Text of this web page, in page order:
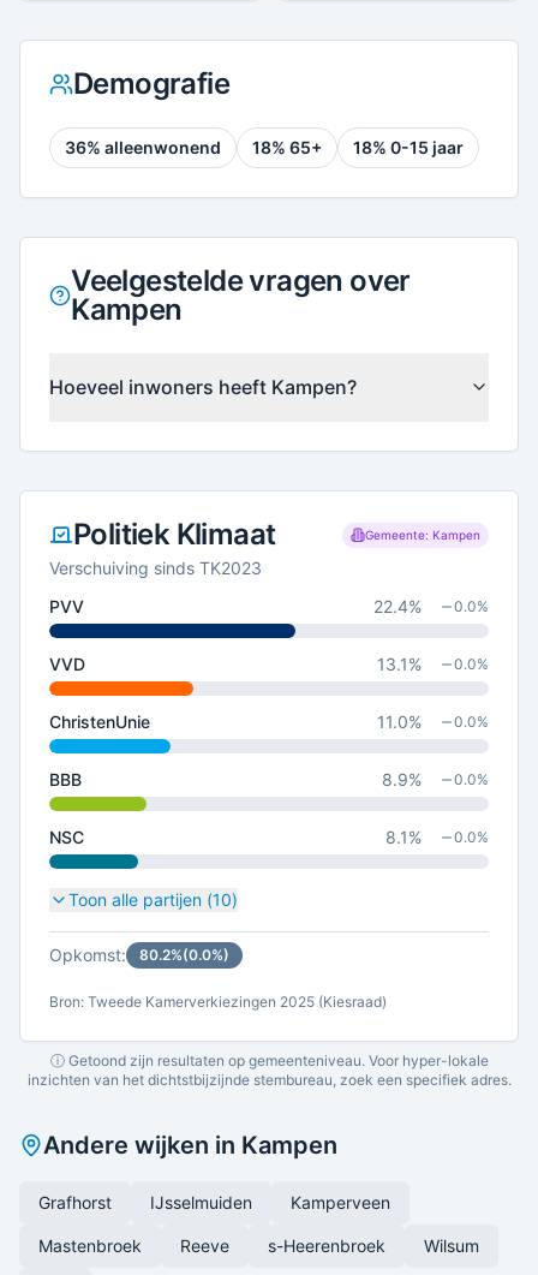
Demografie
36% alleenwonend 18% 65+ 18% 0-15 jaar
Veelgestelde vragen over
Kampen
Hoeveel inwoners heeft Kampen?
Politiek Klimaat Gemeente: Kampen
Verschuiving sinds TK2023
PVV
22.4% 0.0%
VVD 13.1% 0.0%
ChristenUnie 11.0% 0.0%
BBB 8.9% 0.0%
NSC 8.1% 0.0%
Toon alle partijen (10)
Opkomst: 80.2%(0.0%)
Bron: Tweede Kamerverkiezingen 2025 (Kiesraad)
ⓘ Getoond zijn resultaten op gemeenteniveau. Voor hyper-lokale
inzichten van het dichtstbijzijnde stembureau, zoek een specifiek adres.
Andere wijken in Kampen
Grafhorst IJsselmuiden Kamperveen
Mastenbroek Reeve s-Heerenbroek Wilsum